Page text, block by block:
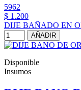
5962
$ 1.200
DIJE BAÑADO EN
AÑADIR
Disponible
Insumos